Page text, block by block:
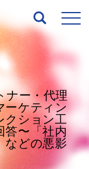
ナー・代理
ーケティン
クション工
答〜「社内
などの悪影